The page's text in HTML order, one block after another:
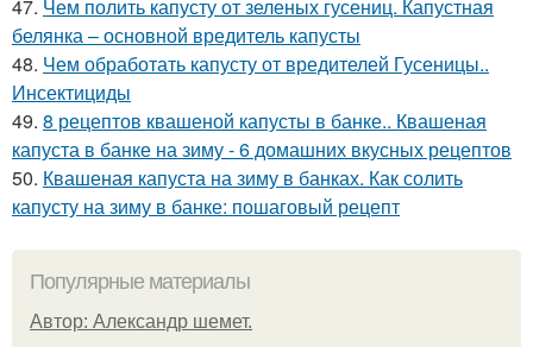
47. Чем полить капусту от зеленых гусениц. Капустная
белянка – основной вредитель капусты
48. Чем обработать капусту от вредителей Гусеницы..
Инсектициды
49. 8 рецептов квашеной капусты в банке.. Квашеная
капуста в банке на зиму - 6 домашних вкусных рецептов
50. Квашеная капуста на зиму в банках. Как солить
капусту на зиму в банке: пошаговый рецепт
Популярные материалы
Автор: Александр шемет.